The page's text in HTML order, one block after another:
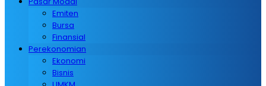
Emiten
Bursa
Finansial
Perekonomian
Ekonomi
Bisnis